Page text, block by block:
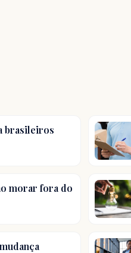
brasileiros
morar fora do